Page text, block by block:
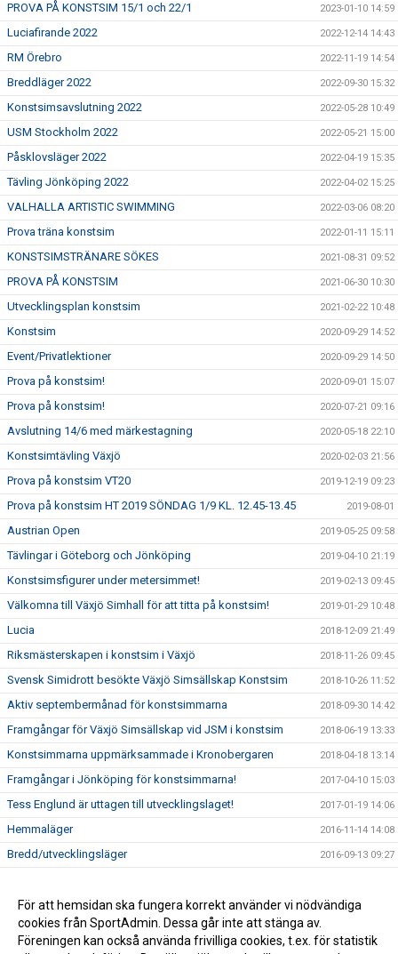
PROVA PÅ KONSTSIM 15/1 och 22/1 2023-01-10 14:59
Luciafirande 2022 2022-12-14 14:43
RM Örebro 2022-11-19 14:54
Breddläger 2022 2022-09-30 15:32
Konstsimsavslutning 2022 2022-05-28 10:49
USM Stockholm 2022 2022-05-21 15:00
Påsklovsläger 2022 2022-04-19 15:35
Tävling Jönköping 2022 2022-04-02 15:25
VALHALLA ARTISTIC SWIMMING 2022-03-06 08:20
Prova träna konstsim 2022-01-11 15:11
KONSTSIMSTRÄNARE SÖKES 2021-08-31 09:52
PROVA PÅ KONSTSIM 2021-06-30 10:30
Utvecklingsplan konstsim 2021-02-22 10:48
Konstsim 2020-09-29 14:52
Event/Privatlektioner 2020-09-29 14:50
Prova på konstsim! 2020-09-01 15:07
Prova på konstsim! 2020-07-21 09:16
Avslutning 14/6 med märkestagning 2020-05-18 22:10
Konstsimtävling Växjö 2020-02-03 21:56
Prova på konstsim VT20 2019-12-19 09:23
Prova på konstsim HT 2019 SÖNDAG 1/9 KL. 12.45-13.45 2019-08-01
Austrian Open 2019-05-25 09:58
Tävlingar i Göteborg och Jönköping 2019-04-10 21:19
Konstsimsfigurer under metersimmet! 2019-02-13 09:45
Välkomna till Växjö Simhall för att titta på konstsim! 2019-01-29 10:48
Lucia 2018-12-09 21:49
Riksmästerskapen i konstsim i Växjö 2018-11-26 09:45
Svensk Simidrott besökte Växjö Simsällskap Konstsim 2018-10-26 11:52
Aktiv septembermånad för konstsimmarna 2018-09-30 14:42
Framgångar för Växjö Simsällskap vid JSM i konstsim 2018-06-19 13:33
Konstsimmarna uppmärksammade i Kronobergaren 2018-04-18 13:14
Framgångar i Jönköping för konstsimmarna! 2017-04-10 15:03
Tess Englund är uttagen till utvecklingslaget! 2017-01-19 14:06
Hemmaläger 2016-11-14 14:08
Bredd/utvecklingsläger 2016-09-13 09:27
Örebro kvaltävling 26/9 2015-10-01 12:03
TYR Synchro Cup April 2015 2015-05-04 13:10
För att hemsidan ska fungera korrekt använder vi nödvändiga
cookies från SportAdmin. Dessa går inte att stänga av.
Föreningen kan också använda frivilliga cookies, t.ex. för statistik